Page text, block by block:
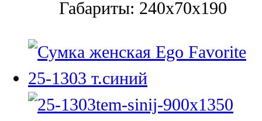
Габариты: 240x70x190